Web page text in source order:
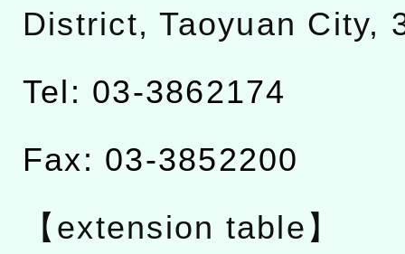
District, Taoyuan City,
Tel: 03-3862174
Fax: 03-3852200
【extension table】